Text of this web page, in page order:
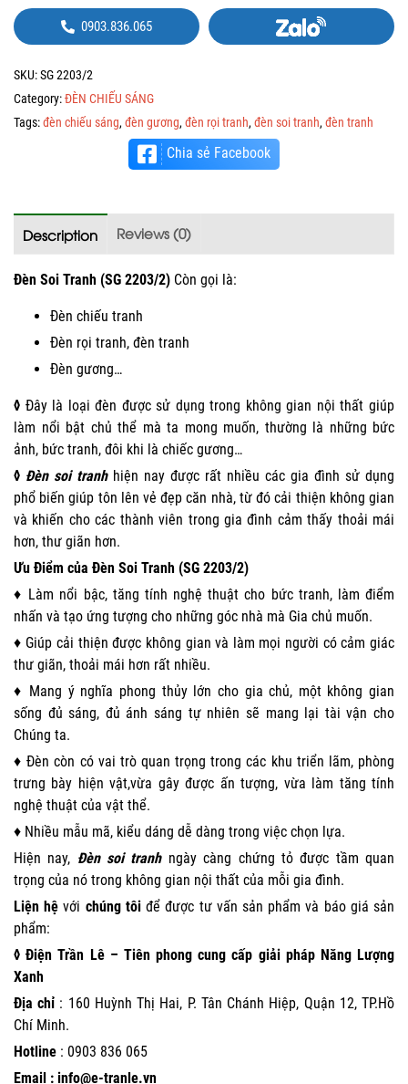
0903.836.065
SKU:SG 2203/2
Category:ĐÈN CHIẾU SÁNG
Tags:đèn chiếu sáng, đèn gương, đèn rọi tranh, đèn soi tranh, đèn tranh
Chia sẻ Facebook
Description Reviews (0)
Đèn Soi Tranh (SG 2203/2) Còn gọi là:
Đèn chiếu tranh
Đèn rọi tranh, đèn tranh
Đèn gương…
◊ Đây là loại đèn được sử dụng trong không gian nội thất giúp
làm nổi bật chủ thể mà ta mong muốn, thường là những bức
ảnh, bức tranh, đôi khi là chiếc gương…
◊ Đèn soi tranhhiện nay được rất nhiều các gia đình sử dụng
phổ biến giúp tôn lên vẻ đẹp căn nhà, từ đó cải thiện không gian
và khiến cho các thành viên trong gia đình cảm thấy thoải mái
hơn, thư giãn hơn.
Ưu Điểm của Đèn Soi Tranh (SG 2203/2)
♦ Làm nổi bậc, tăng tính nghệ thuật cho bức tranh, làm điểm
nhấn và tạo ứng tượng cho những góc nhà mà Gia chủ muốn.
♦ Giúp cải thiện được không gian và làm mọi người có cảm giác
thư giãn, thoải mái hơn rất nhiều.
♦ Mang ý nghĩa phong thủy lớn cho gia chủ, một không gian
sống đủ sáng, đủ ánh sáng tự nhiên sẽ mang lại tài vận cho
Chúng ta.
♦ Đèn còn có vai trò quan trọng trong các khu triển lãm, phòng
trưng bày hiện vật,vừa gây được ấn tượng, vừa làm tăng tính
nghệ thuật của vật thể.
♦ Nhiều mẫu mã, kiểu dáng dễ dàng trong việc chọn lựa.
Hiện nay, Đèn soi tranhngày càng chứng tỏ được tầm quan
trọng của nó trong không gian nội thất của mỗi gia đình.
Liện hệ với chúng tôi để được tư vấn sản phẩm và báo giá sản
phẩm:
◊ Điện Trần Lê – Tiên phong cung cấp giải pháp Năng Lượng
Xanh
Địa chỉ : 160 Huỳnh Thị Hai, P. Tân Chánh Hiệp, Quận 12, TP.Hồ
Chí Minh.
Hotline : 0903 836 065
Email : info@e-tranle.vn